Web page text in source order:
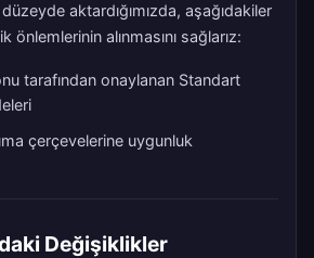
aktardığımızda, aşağıdakiler
önlemlerinin alınmasını sağlarız:
tarafından onaylanan Standart
çerçevelerine uygunluk
Değişiklikler